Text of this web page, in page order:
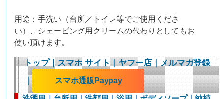
用途：手洗い（台所／トイレ等でご使用くださ
い）、シェービング用クリームの代わりとしてもお
使い頂けます。
トップ｜スマホ サイト｜ヤフー店｜メルマガ登録
｜
スマホ通販Paypay